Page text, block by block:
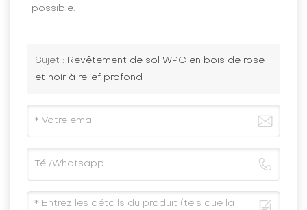
possible.
Sujet : Revêtement de sol WPC en bois de rose
et noir à relief profond